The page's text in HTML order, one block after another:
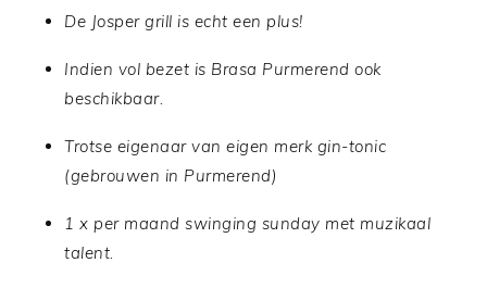
De Josper grill is echt een plus!
Indien vol bezet is Brasa Purmerend ook
beschikbaar.
Trotse eigenaar van eigen merk gin-tonic
(gebrouwen in Purmerend)
1 x per maand swinging sunday met muzikaal
talent.